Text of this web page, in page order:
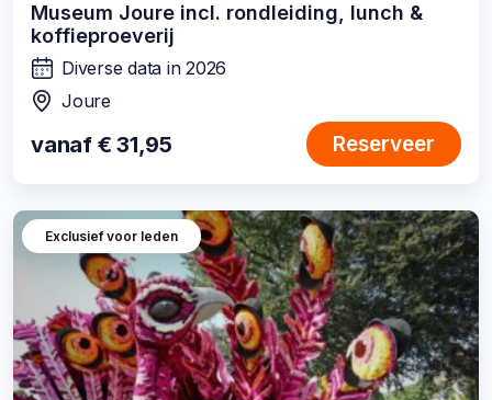
Museum Joure incl. rondleiding, lunch &
koffieproeverij
wanneer:
Diverse data in 2026
locatie:
Joure
vanaf € 31,95 Reserveer
Exclusief voor leden